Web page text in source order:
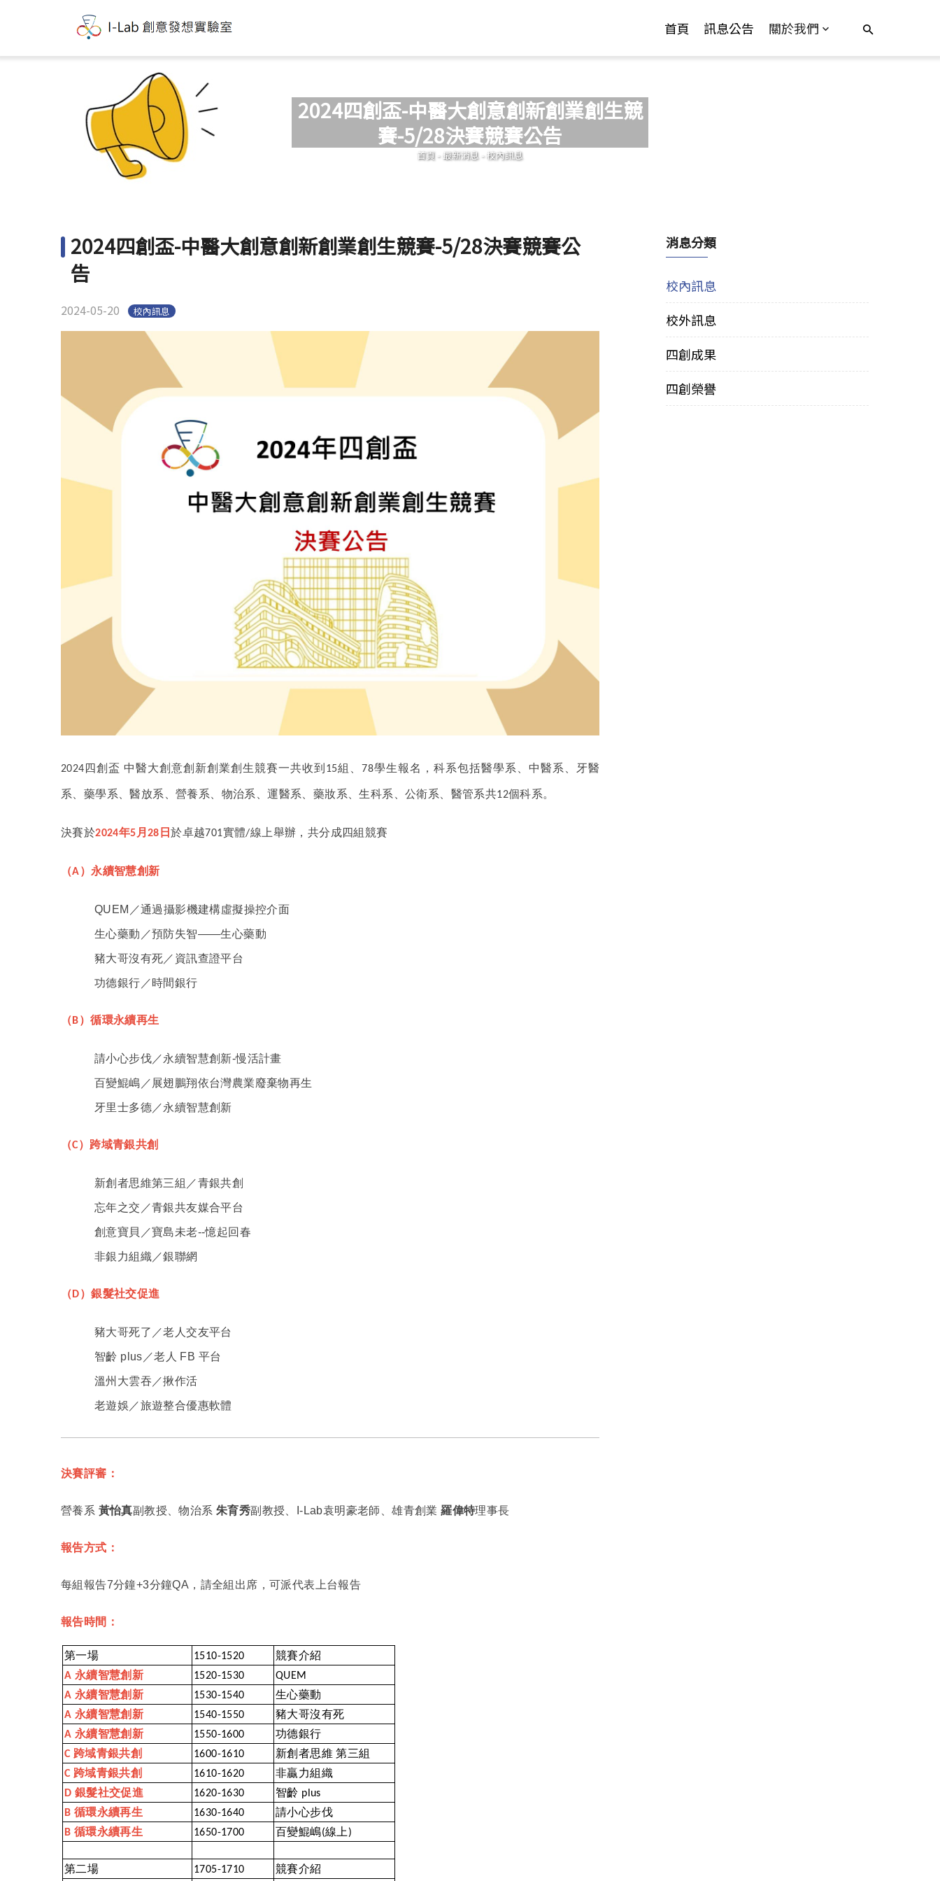
首頁 訊息公告 關於我們
2024四創盃-中醫大創意創新創業創生競
賽-5/28決賽競賽公告
您在這裡
首頁 - 最新消息 -校內訊息
2024四創盃-中醫大創意創新創業創生競賽-5/28決賽競賽公
告
2024-05-20 校內訊息
2024 四創盃 中醫大創意創新創業創生競賽一共收到 15組、78學生報名，科系包括醫學系、中醫系、牙醫
系、藥學系、醫放系、營養系、物治系、運醫系、藥妝系、生科系、公衛系、醫管系共12個科系。
決賽於2024年5 月28 日於卓越701實體/線上舉辦，共分成四組競賽
（A）永續智慧創新
QUEM ／通過攝影機建構虛擬操控介面
生心藥動／預防失智——生心藥動
豬大哥沒有死／資訊查證平台
功德銀⾏／時間銀⾏
（ B）循環永續再生
請小心步伐／永續智慧創新-慢活計畫
百變鯤嶋／展翅鵬翔依台灣農業廢棄物再生
牙里士多德／永續智慧創新
（C）跨域青銀共創
新創者思維第三組／青銀共創
忘年之交／青銀共友媒合平台
創意寶貝／寶島未老--憶起回春
非銀力組織／銀聯網
（ D）銀髮社交促進
豬大哥死了／老人交友平台
智齡 plus／老人 FB 平台
溫州大雲吞／揪作活
老遊娛／旅遊整合優惠軟體
決賽評審：
營養系 黃怡真副教授、物治系朱育秀副教授、I-Lab袁明豪老師、雄青創業羅偉特理事長
報告方式：
每組報告7分鐘+3分鐘QA，請全組出席，可派代表上台報告
報告時間：
第一場 1510-1520 競賽介紹
A 永續智慧創新 1520-1530
QUEM
A 永續智慧創新 1530-1540 生心藥動
A 永續智慧創新 1540-1550 豬大哥沒有死
A 永續智慧創新 1550-1600 功德銀⾏
C 跨域青銀共創 1600-1610 新創者思維 第三組
C 跨域青銀共創 1610-1620 非贏力組織
D 銀髮社交促進 1620-1630 智齡 plus
B 循環永續再生 1630-1640 請小心步伐
B 循環永續再生 1650-1700 百變鯤嶋(線上 )
第二場 1705-1710 競賽介紹
消息分類
校內訊息
校外訊息
四創成果
四創榮譽